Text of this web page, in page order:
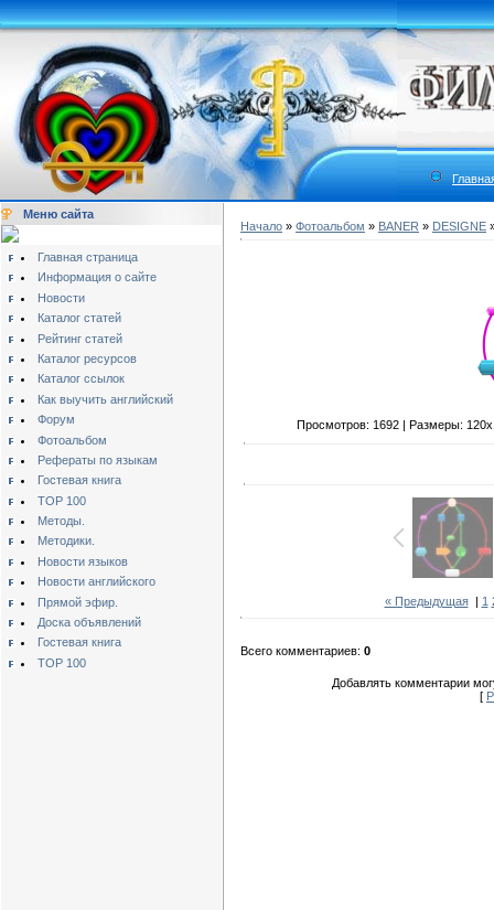
Меню сайта
Главная страница
Информация о сайте
Новости
Каталог статей
Рейтинг статей
Каталог ресурсов
Каталог ссылок
Как выучить английский
Форум
Фотоальбом
Рефераты по языкам
Гостевая книга
TOP 100
Методы.
Методики.
Новости языков
Новости английского
Прямой эфир.
Доска объявлений
Гостевая книга
TOP 100
Начало » Фотоальбом » BANER » DESIGNE
Просмотров: 1692 | Размеры:
« Предыдущая| 1
Всего комментариев: 0
Добавлять комментарии
[